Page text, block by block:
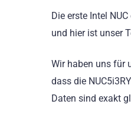
Die erste Intel
und hier ist unser
Wir haben uns für
dass die
Daten sind exakt